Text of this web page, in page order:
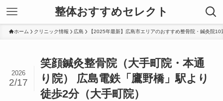
整体おすすめセレクト
ホーム クリニック情報 広島 【2025年最新】広島市エリアのおすすめ整骨院・鍼灸院10
笑顔鍼灸整骨院（大手町院・本通
り院） 広島電鉄「鷹野橋」駅より
徒歩2分（大手町院）
2026
2/17